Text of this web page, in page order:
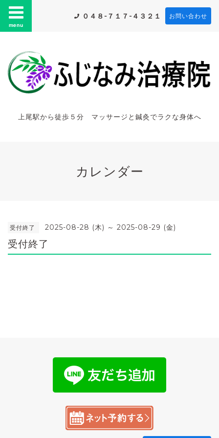
menu
０４８-７１７-４３２１ お問い合わせ
上尾駅から徒歩５分 マッサージと鍼灸でラクな身体へ
カレンダー
受付終了 2025-08-28 (木) ～ 2025-08-29 (金)
受付終了